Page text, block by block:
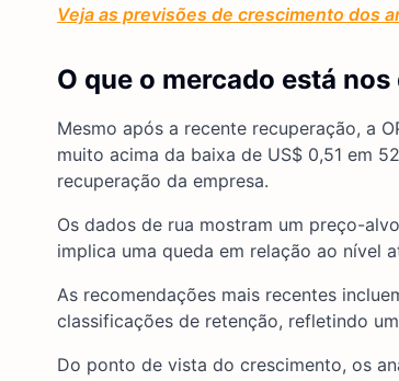
Veja as previsões de crescimento dos
O que o mercado está
Mesmo após a recente recuperação, a
muito acima da baixa de US$ 0,51 em
recuperação da empresa.
Os dados de rua mostram um preço-
implica uma queda em relação ao nível
As recomendações mais recentes
classificações de retenção, refletindo
Do ponto de vista do crescimento, os